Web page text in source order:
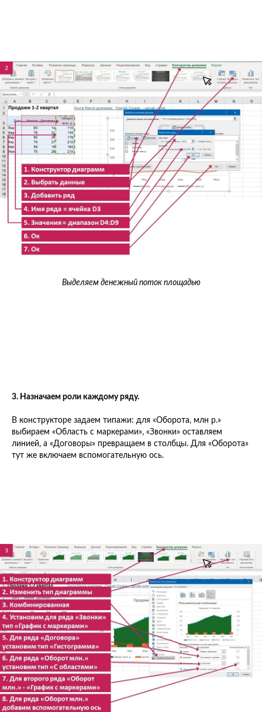
Выделяем денежный поток площадью
3. Назначаем роли каждому ряду.
В конструкторе задаем типажи: для «Оборота, млн р.»
выбираем «Область с маркерами», «Звонки» оставляем
линией, а «Договоры» превращаем в столбцы. Для «Оборота»
тут же включаем вспомогательную ось.